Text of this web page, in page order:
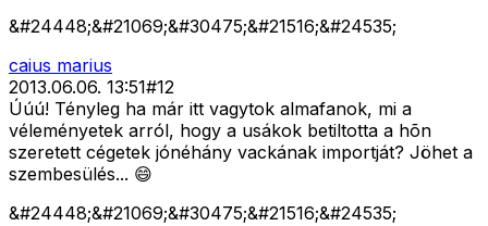
&#24448;&#21069;&#30475;&#21516;&#24535;
caius marius
2013.06.06. 13:51#12
Úúú! Tényleg ha már itt vagytok almafanok, mi a
véleményetek arról, hogy a usákok betiltotta a hõn
szeretett cégetek jónéhány vackának importját? Jöhet a
szembesülés... 😄
&#24448;&#21069;&#30475;&#21516;&#24535;